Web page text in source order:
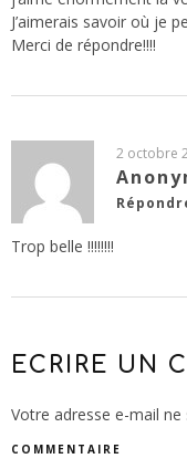
J’aimerais savoir où je
Merci de répondre!!!!
2 octobre
Trop belle !!!!!!!!
ECRIRE UN
Votre adresse e-mail ne
COMMENTAIRE